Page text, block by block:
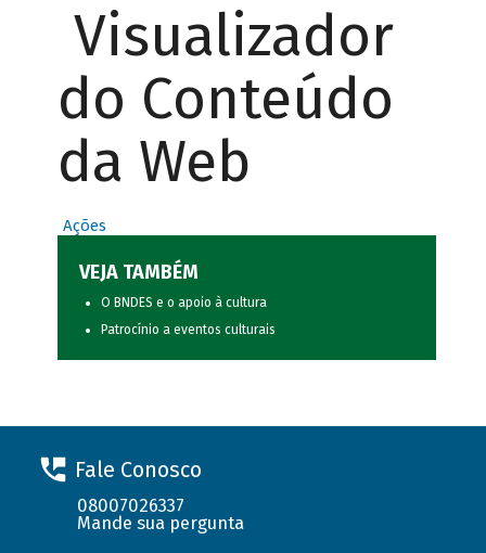
Visualizador
do Conteúdo
da Web
Ações
VEJA TAMBÉM
O BNDES e o apoio à cultura
Patrocínio a eventos culturais
Fale Conosco
08007026337
Mande sua pergunta